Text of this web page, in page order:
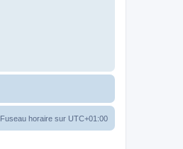
Fuseau horaire sur UTC+01:00